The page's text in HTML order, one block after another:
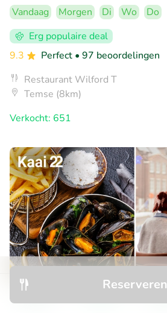
Reserveren
Vandaag Morgen Di Wo
Do
Erg populaire deal
9.3
Perfect • 97 beoordelingen
Restaurant Wilford T
Temse (8km)
Verkocht: 651